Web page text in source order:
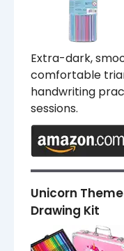
Extra-dark,
comfortable
handwriting
sessions.
Unicorn
Drawing Kit